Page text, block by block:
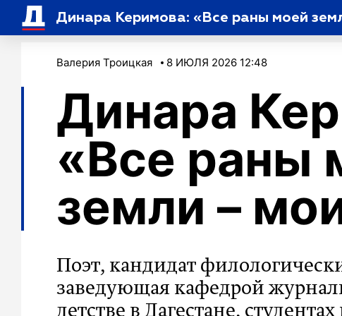
Динара Керимова: «Все раны моей
Валерия Троицкая 8 ИЮЛЯ 2026 12:48
Динара
«Все раны
земли –
Поэт, кандидат
заведующая кафедрой
детстве в Дагестане,